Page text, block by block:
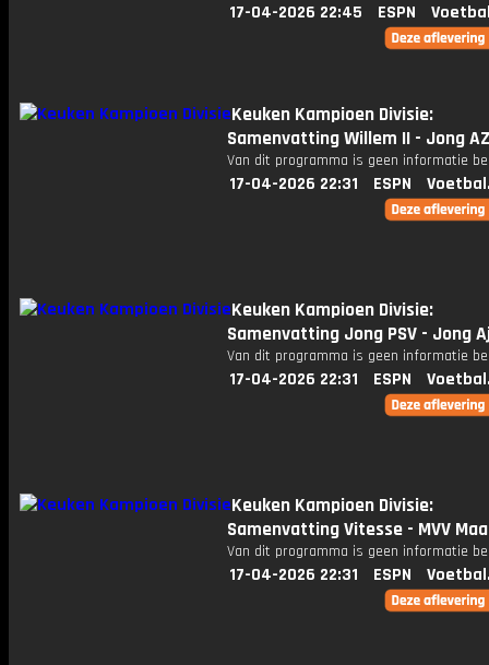
17-04-2026 22:45 ESPN
Keuken Kampioen Divisie:
Samenvatting Willem II - Jong AZ
Van dit programma is geen informatie
17-04-2026 22:31 ESPN
Keuken Kampioen Divisie:
Samenvatting Jong PSV - Jong
Van dit programma is geen informatie
17-04-2026 22:31 ESPN
Keuken Kampioen Divisie:
Samenvatting Vitesse - MVV
Van dit programma is geen informatie
17-04-2026 22:31 ESPN